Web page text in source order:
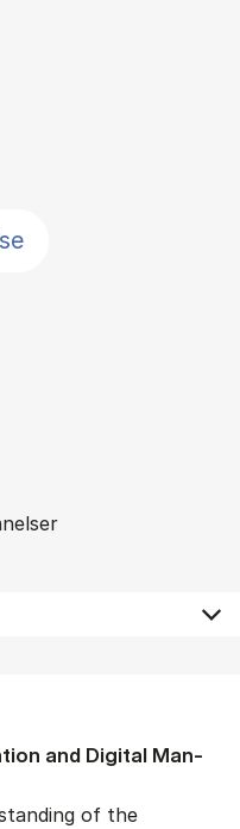
and Di­git­al Man­
of the